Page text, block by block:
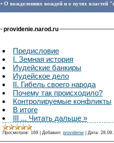
• О вожделениях вождей и о путях властей
providenie.narod.ru
Предисловие
I. Земная история
Иудейские банкиры
Иудейское дело
II. Гибель своего народа
Почему так происходило?
Контролируемые конфликты
В итоге
III ... Читать дальше »
Просмотров: 169 Добавил: providenie Дата: